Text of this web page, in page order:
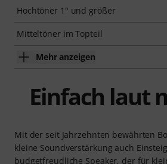
Hochtöner 1" und größer
Mitteltöner im Topteil
Mehr anzeigen
Einfach laut
Mit der seit Jahrzehnten bewährten
kleine Soundverstärkung auch
budgetfreudliche Speaker, der für